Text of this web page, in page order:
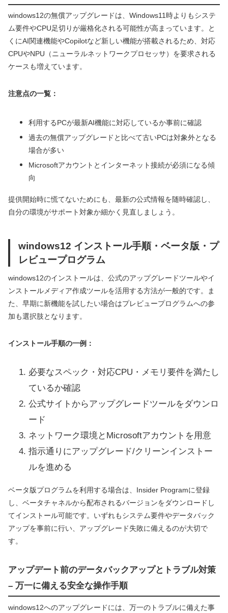
windows12の無償アップグレードは、Windows11時よりもシステ
ム要件やCPU足切りが厳格化される可能性が高まっています。と
くにAI関連機能やCopilotなど新しい機能が搭載されるため、対応
CPUやNPU（ニューラルネットワークプロセッサ）を要求される
ケースも増えています。
注意点の一覧：
利用するPCが最新AI機能に対応しているか事前に確認
過去の無償アップグレードと比べて古いPCは対象外となる
場合が多い
Microsoftアカウントとインターネット接続が必須になる傾
向
提供開始時に慌てないためにも、最新の公式情報を随時確認し、
自分の環境がサポート対象か細かく見直しましょう。
windows12 インストール手順・ベータ版・プ
レビュープログラム
windows12のインストールは、公式のアップグレードツールやイ
ンストールメディア作成ツールを活用する方法が一般的です。ま
た、早期に新機能を試したい場合はプレビュープログラムへの参
加も選択肢となります。
インストール手順の一例：
必要なスペック・対応CPU・メモリ要件を満たし
ているか確認
公式サイトからアップグレードツールをダウンロ
ード
ネットワーク環境とMicrosoftアカウントを用意
指示通りにアップグレード/クリーンインストー
ルを進める
ベータ版プログラムを利用する場合は、Insider Programに登録
し、ベータチャネルから配布されるバージョンをダウンロードし
てインストール可能です。いずれもシステム要件やデータバック
アップを事前に行い、アップグレード失敗に備えるのが大切で
す。
アップデート前のデータバックアップとトラブル対策
– 万一に備える安全な操作手順
windows12へのアップグレードには、万一のトラブルに備えた事